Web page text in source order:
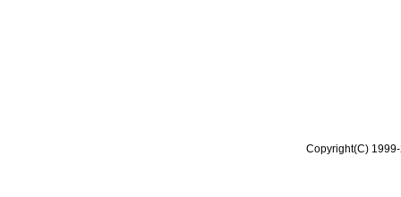
Copyright(C)